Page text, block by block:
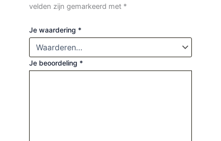
velden zijn gemarkeerd met *
Je waardering *
Je beoordeling *